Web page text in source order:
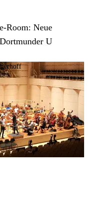
Room: Neue
U